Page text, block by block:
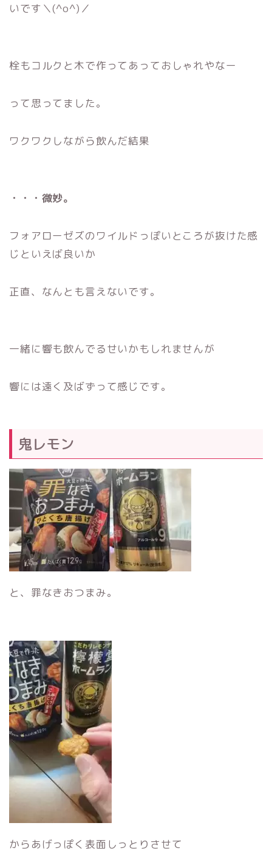
いです＼(^o^)／
栓もコルクと木で作ってあっておしゃれやなー
って思ってました。
ワクワクしながら飲んだ結果
・・・微妙。
フォアローゼズのワイルドっぽいところが抜けた感
じといえば良いか
正直、なんとも言えないです。
一緒に響も飲んでるせいかもしれませんが
響には遠く及ばずって感じです。
鬼レモン
と、罪なきおつまみ。
からあげっぽく表面しっとりさせて